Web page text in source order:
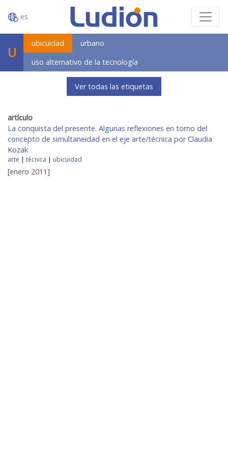
es
U
ubicuidad
urbano
uso alternativo de la tecnología
Ver todas las etiquetas
artículo
La conquista del presente. Algunas reflexiones en torno del
concepto de simultaneidad en el eje arte/técnica por Claudia
Kozak
arte | técnica | ubicuidad
[enero 2011]